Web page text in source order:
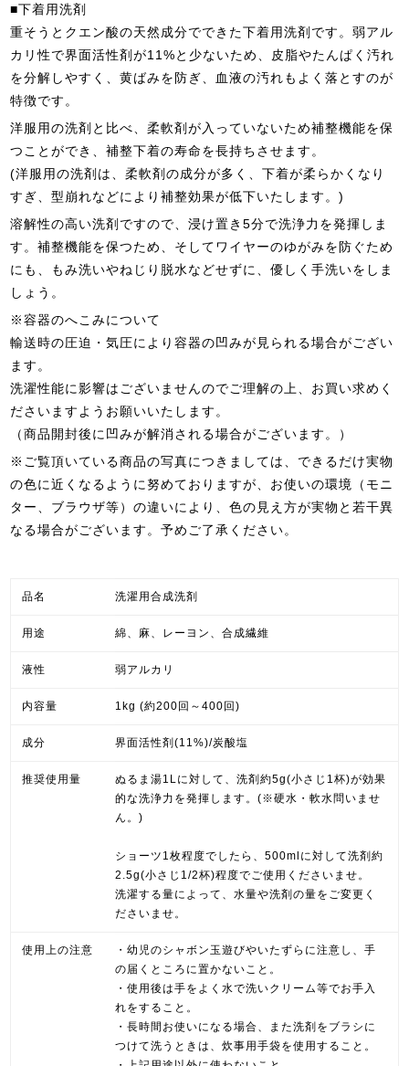
■下着用洗剤
重そうとクエン酸の天然成分でできた下着用洗剤です。弱アル
カリ性で界面活性剤が11%と少ないため、皮脂やたんぱく汚れ
を分解しやすく、黄ばみを防ぎ、血液の汚れもよく落とすのが
特徴です。
洋服用の洗剤と比べ、柔軟剤が入っていないため補整機能を保
つことができ、補整下着の寿命を長持ちさせます。
(洋服用の洗剤は、柔軟剤の成分が多く、下着が柔らかくなり
すぎ、型崩れなどにより補整効果が低下いたします。)
溶解性の高い洗剤ですので、浸け置き5分で洗浄力を発揮しま
す。補整機能を保つため、そしてワイヤーのゆがみを防ぐため
にも、もみ洗いやねじり脱水などせずに、優しく手洗いをしま
しょう。
※容器のへこみについて
輸送時の圧迫・気圧により容器の凹みが見られる場合がござい
ます。
洗濯性能に影響はございませんのでご理解の上、お買い求めく
ださいますようお願いいたします。
（商品開封後に凹みが解消される場合がございます。）
※ご覧頂いている商品の写真につきましては、できるだけ実物
の色に近くなるように努めておりますが、お使いの環境（モニ
ター、ブラウザ等）の違いにより、色の見え方が実物と若干異
なる場合がございます。予めご了承ください。
品名 洗濯用合成洗剤
用途 綿、麻、レーヨン、合成繊維
液性 弱アルカリ
内容量 1kg (約200回～400回)
成分 界面活性剤(11%)/炭酸塩
推奨使用量
ぬるま湯1Lに対して、洗剤約5g(小さじ1杯)が効果
的な洗浄力を発揮します。(※硬水・軟水問いませ
ん。)
ショーツ1枚程度でしたら、500mlに対して洗剤約
2.5g(小さじ1/2杯)程度でご使用くださいませ。
洗濯する量によって、水量や洗剤の量をご変更く
ださいませ。
使用上の注意
・幼児のシャボン玉遊びやいたずらに注意し、手
の届くところに置かないこと。
・使用後は手をよく水で洗いクリーム等でお手入
れをすること。
・長時間お使いになる場合、また洗剤をブラシに
つけて洗うときは、炊事用手袋を使用すること。